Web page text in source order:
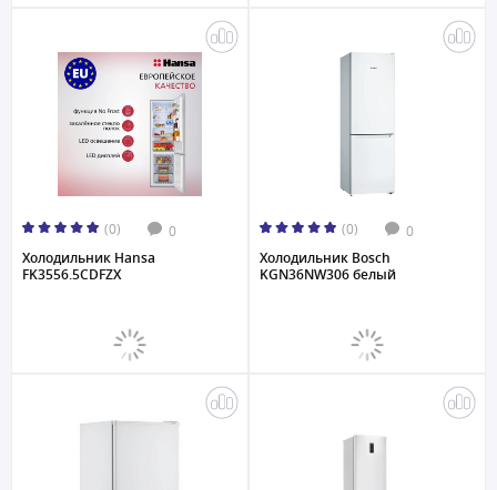
(0) 0
Холодильник Hansa
FK3556.5CDFZX
(0) 0
Холодильник Bosch
KGN36NW306 белый